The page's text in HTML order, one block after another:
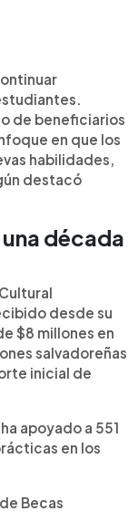
de beneficiarios
en que los
habilidades,
destacó
década
desde su
$8 millones en
salvadoreñas
inicial de
apoyado a 551
en los
Becas